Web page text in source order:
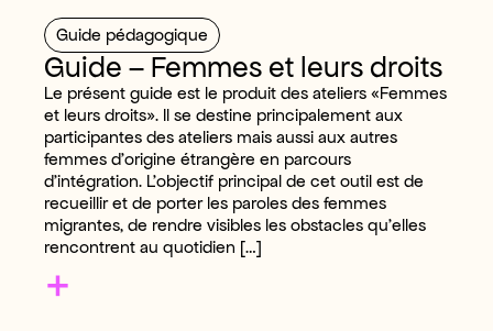
Guide pédagogique
Guide – Femmes et leurs droits
Le présent guide est le produit des ateliers «Femmes
et leurs droits». Il se destine principalement aux
participantes des ateliers mais aussi aux autres
femmes d’origine étrangère en parcours
d’intégration. L’objectif principal de cet outil est de
recueillir et de porter les paroles des femmes
migrantes, de rendre visibles les obstacles qu’elles
rencontrent au quotidien […]
+